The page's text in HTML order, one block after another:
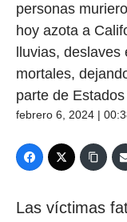
personas
hoy azota a
lluvias,
mortales,
parte de
febrero 6, 2024 |
Las víctimas